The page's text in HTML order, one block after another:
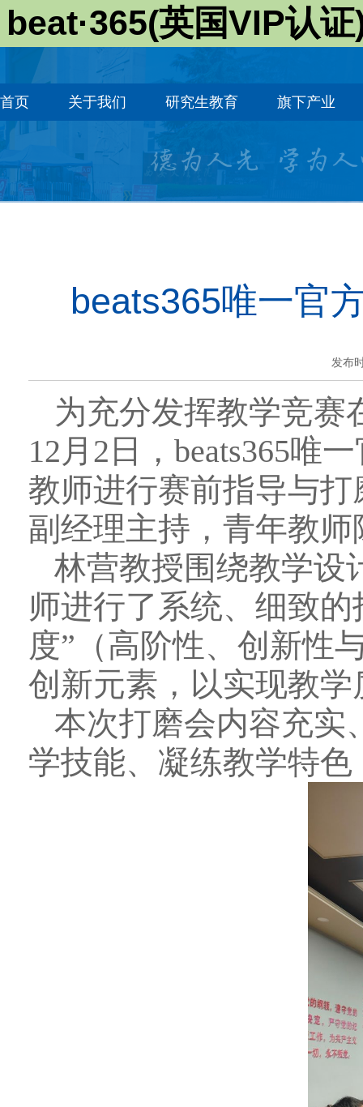
beat·365(英国VIP认
首页 关于我们 研究生教育 旗下产业
beats365唯一官
发布
为充分发挥教学竞赛
12月2日，beats365唯
教师进行赛前指导与打
副经理主持，青年教
林营教授围绕教学设
师进行了系统、细致
度”（高阶性、创新性
创新元素，以实现教
本次打磨会内容充实
学技能、凝练教学特